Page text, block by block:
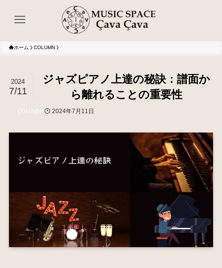
ホーム COLUMN
ジャズピアノ上達の秘訣：譜面か
ら離れることの重要性
2024
7/11
COLUMN 2024年7月11日